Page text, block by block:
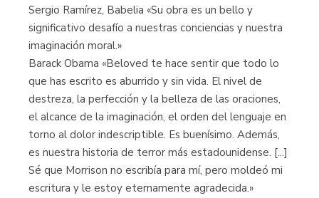
Sergio Ramírez, Babelia «Su obra es un bello y
significativo desafío a nuestras conciencias y nuestra
imaginación moral.»
Barack Obama «Beloved te hace sentir que todo lo
que has escrito es aburrido y sin vida. El nivel de
destreza, la perfección y la belleza de las oraciones,
el alcance de la imaginación, el orden del lenguaje en
torno al dolor indescriptible. Es buenísimo. Además,
es nuestra historia de terror más estadounidense. [...]
Sé que Morrison no escribía para mí, pero moldeó mi
escritura y le estoy eternamente agradecida.»